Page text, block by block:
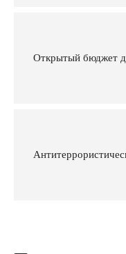
Открытый бюджет